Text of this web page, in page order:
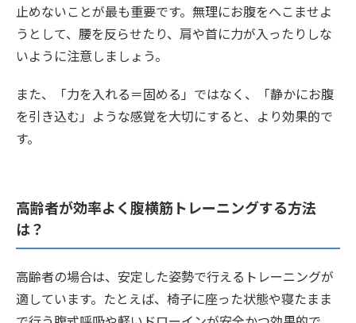
止めないことが最も重要です。無理にお腹をへこませよ
うとして、腰を反らせたり、肩や首に力が入ったりしな
いように注意しましょう。
また、「力を入れる＝固める」ではなく、「静かにお腹
を引き込む」ような感覚を大切にすると、より効果的で
す。
高齢者が効率よく腹横筋トレーニングする方法
は？
高齢者の場合は、安定した姿勢で行えるトレーニングが
適しています。たとえば、椅子に座った状態や寝たまま